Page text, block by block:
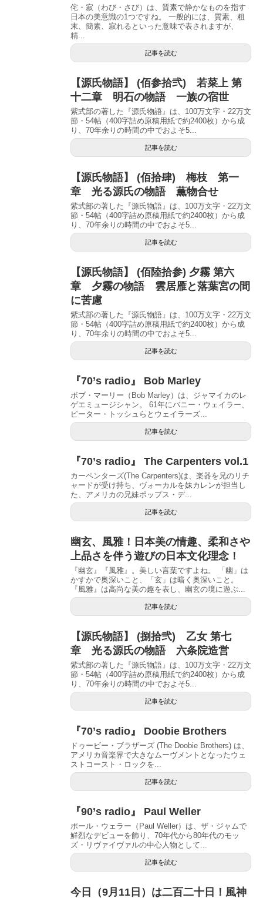
侘・寂（わび・さび）は、質素で静かなものを指す
日本の美意識の1つですね。 一般的には、質素、粗
末、簡素、寂れるといった意味で表されますが、
精...
記事を読む
【源氏物語】 (佰参拾弐) 若菜上 第
十二章 明石の物語 一族の宿世
紫式部の著した『源氏物語』は、100万文字・22万文
節・54帖（400字詰め原稿用紙で約2400枚）から成
り、70年余りの時間の中でおよそ5...
記事を読む
【源氏物語】 (佰拾肆) 梅枝 第一
章 光る源氏の物語 薫物合せ
紫式部の著した『源氏物語』は、100万文字・22万文
節・54帖（400字詰め原稿用紙で約2400枚）から成
り、70年余りの時間の中でおよそ5...
記事を読む
【源氏物語】 (佰陸拾参) 夕霧 第六
章 夕霧の物語 雲居雁と落葉宮の間
に苦慮
紫式部の著した『源氏物語』は、100万文字・22万文
節・54帖（400字詰め原稿用紙で約2400枚）から成
り、70年余りの時間の中でおよそ5...
記事を読む
『70’s radio』 Bob Marley
ボブ・マーリー（Bob Marley）は、ジャマイカのレ
ゲエミュージシャン。 61年にバニー・ウェイラー、
ピーター・トッシュらとウェイラーズ...
記事を読む
『70’s radio』 The Carpenters vol.1
カーペンターズ(The Carpenters)は、楽器を兄のリチ
ャードが受け持ち、ヴォーカルを妹カレンが担当し
た、アメリカの兄妹ポップス・デ...
記事を読む
幽玄、風雅！日本美の情趣、柔和さや
上品さを伴う遊びの日本文化理念！
『幽玄』『風雅』。美しい言葉ですよね。 「幽」は
かすかで奥深いこと、「玄」は暗く奥深いこと。
『風雅』は高尚な美の趣を表し、幽玄の境に遊ぶ...
記事を読む
【源氏物語】 (捌拾弐) 乙女 第七
章 光る源氏の物語 六条院造営
紫式部の著した『源氏物語』は、100万文字・22万文
節・54帖（400字詰め原稿用紙で約2400枚）から成
り、70年余りの時間の中でおよそ5...
記事を読む
『70’s radio』 Doobie Brothers
ドゥービー・ブラザーズ (The Doobie Brothers) は、
アメリカ音楽界で大きなムーヴメントとなったウェ
ストコースト・ロックを...
記事を読む
『90’s radio』 Paul Weller
ポール・ウェラー（Paul Weller）は、ザ・ジャムで
鮮烈なデビューを飾り、70年代から80年代のモッ
ズ・リヴァイヴァルの中心人物として...
記事を読む
今日（9月11日）は二百二十日！風神